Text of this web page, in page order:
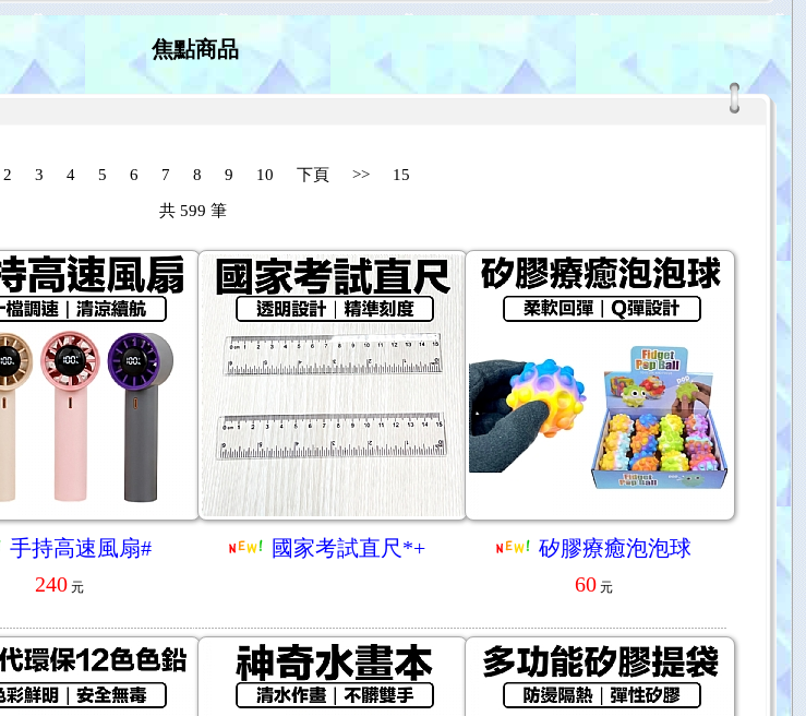
焦點商品
2 3 4 5 6 7 8 9 10 下頁 >> 15
共599 筆
手持高速風扇#
240元
國家考試直尺*+
矽膠療癒泡泡球
60元